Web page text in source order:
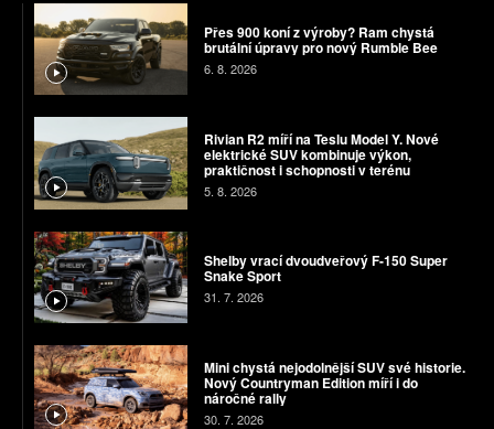
Přes 900 koní z výroby? Ram chystá
brutální úpravy pro nový Rumble Bee
6. 8. 2026
Rivian R2 míří na Teslu Model Y. Nové
elektrické SUV kombinuje výkon,
praktičnost i schopnosti v terénu
5. 8. 2026
Shelby vrací dvoudveřový F-150 Super
Snake Sport
31. 7. 2026
Mini chystá nejodolnější SUV své historie.
Nový Countryman Edition míří i do
náročné rally
30. 7. 2026